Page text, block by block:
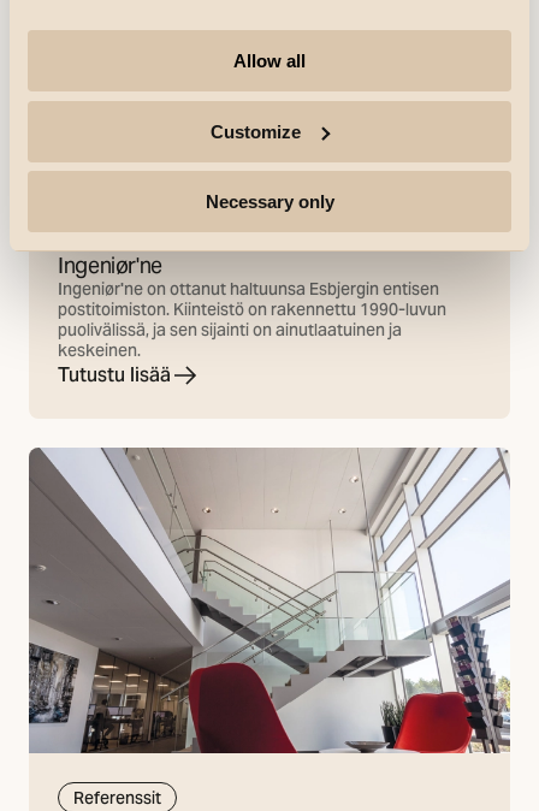
Allow all
Customize
Necessary only
Referenssit
Ingeniør'ne
Ingeniør'ne on ottanut haltuunsa Esbjergin entisen
postitoimiston. Kiinteistö on rakennettu 1990-luvun
puolivälissä, ja sen sijainti on ainutlaatuinen ja
keskeinen.
Tutustu lisää
Referenssit